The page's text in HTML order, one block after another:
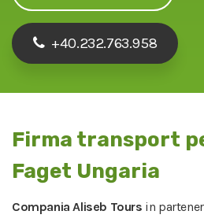
+40.232.763.958
Firma transport
Faget Ungaria
Compania Aliseb Tours in